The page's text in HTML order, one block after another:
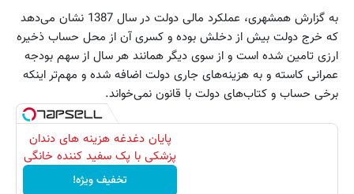
به گزارش همشهری، عملکرد مالی دولت در سال 1387 نشان می‌دهد
که خرج دولت بیش از دخلش بوده و کسری آن از محل حساب ذخیره
ارزی تامین شده است و از سوی دیگر همانند هر سال از سهم بودجه
عمرانی کاسته و به هزینه‌های جاری دولت اضافه شده و مهم‌تر اینکه
برخی حساب و کتاب‌های دولت با قانون نمی‌خواند.
پایان دغدغه هزینه های دندان
پزشکی با پک سفید کننده خانگی
تخفیف ویژه!